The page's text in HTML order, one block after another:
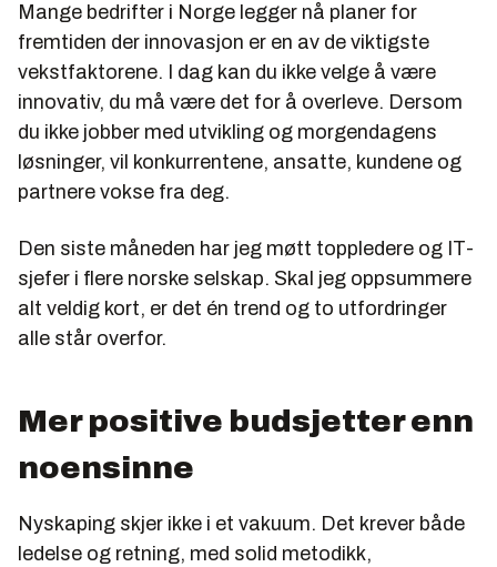
Mange bedrifter i Norge legger nå planer for
fremtiden der innovasjon er en av de viktigste
vekstfaktorene. I dag kan du ikke velge å være
innovativ, du må være det for å overleve. Dersom
du ikke jobber med utvikling og morgendagens
løsninger, vil konkurrentene, ansatte, kundene og
partnere vokse fra deg.
Den siste måneden har jeg møtt toppledere og IT-
sjefer i flere norske selskap. Skal jeg oppsummere
alt veldig kort, er det én trend og to utfordringer
alle står overfor.
Mer positive budsjetter enn
noensinne
Nyskaping skjer ikke i et vakuum. Det krever både
ledelse og retning, med solid metodikk,